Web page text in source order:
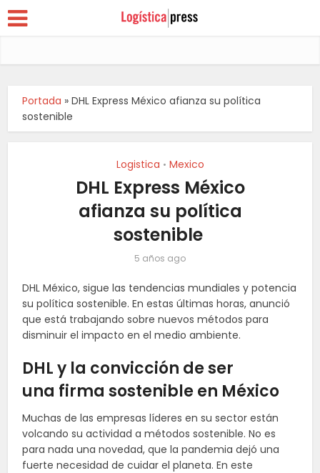
Portada »DHL Express México afianza su política
sostenible
Logistica • Mexico
DHL Express México
afianza su política
sostenible
5 años ago
DHL México, sigue las tendencias mundiales y potencia
su política sostenible. En estas últimas horas, anunció
que está trabajando sobre nuevos métodos para
disminuir el impacto en el medio ambiente.
DHL y la convicción de ser
una firma sostenible en México
Muchas de las empresas líderes en su sector están
volcando su actividad a métodos sostenible. No es
para nada una novedad, que la pandemia dejó una
fuerte necesidad de cuidar el planeta. En este